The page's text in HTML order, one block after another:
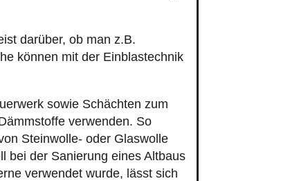
darüber, ob man z.B.
können mit der Einblastechnik
sowie Schächten zum
verwenden. So
Steinwolle- oder Glaswolle
bei der Sanierung eines Altbaus
verwendet wurde, lässt sich